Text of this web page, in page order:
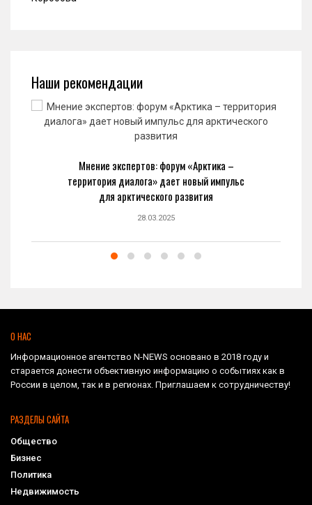
Наши рекомендации
Мнение экспертов: форум «Арктика –
территория диалога» дает новый импульс
для арктического развития
28.03.2025
О НАС
Информационное агентство N-NEWS основано в 2018 году и
старается донести объективную информацию о событиях как в
России в целом, так и в регионах. Приглашаем к сотрудничеству!
РАЗДЕЛЫ САЙТА
Общество
Бизнес
Политика
Недвижимость